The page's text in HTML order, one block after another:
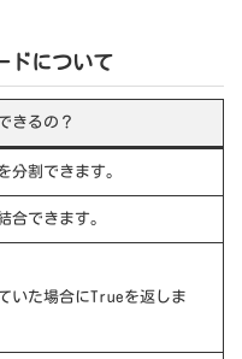
ドについて
きるの？
分割できます。
合できます。
いた場合にTrueを返しま